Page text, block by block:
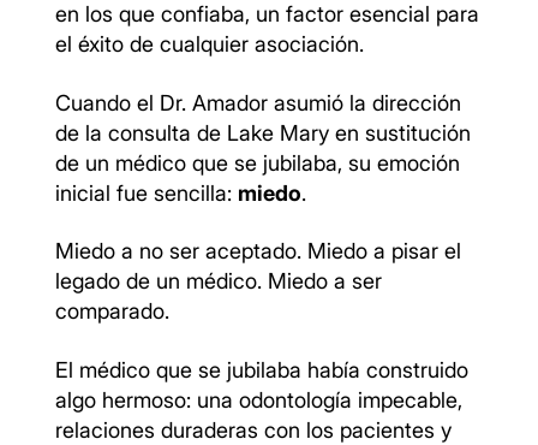
en los que confiaba, un factor esencial para
el éxito de cualquier asociación.
Cuando el Dr. Amador asumió la dirección
de la consulta de Lake Mary en sustitución
de un médico que se jubilaba, su emoción
inicial fue sencilla: miedo.
Miedo a no ser aceptado. Miedo a pisar el
legado de un médico. Miedo a ser
comparado.
El médico que se jubilaba había construido
algo hermoso: una odontología impecable,
relaciones duraderas con los pacientes y